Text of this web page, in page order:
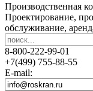
Производственная
Проектирование,
обслуживание,
8-800-222-99-01
+7(499) 755-88-55
E-mail: